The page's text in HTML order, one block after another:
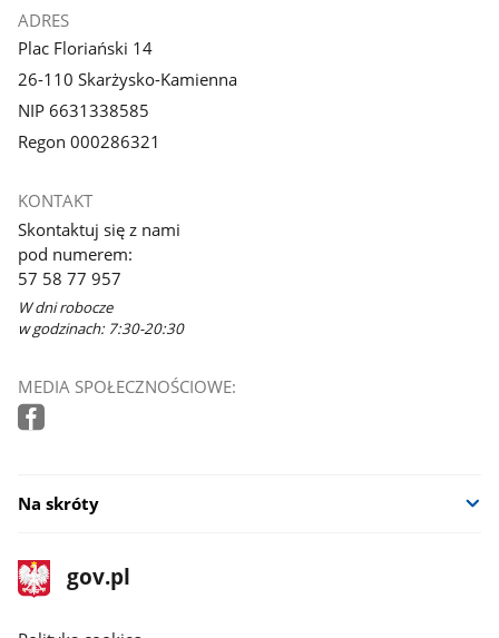
ADRES
Plac Floriański 14
26-110 Skarżysko-Kamienna
NIP 6631338585
Regon 000286321
KONTAKT
Skontaktuj się z nami
pod numerem:
57 58 77 957
W dni robocze
w godzinach: 7:30-20:30
MEDIA SPOŁECZNOŚCIOWE:
Na skróty
stopka
gov.pl
Strona
gov.pl